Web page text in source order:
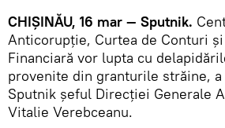
CHIȘINĂU, 16 mar — Sputnik.
Anticorupție, Curtea de Conturi
Financiară vor lupta cu
provenite din granturile străine,
Sputnik șeful Direcției Generale
Vitalie Verebceanu.